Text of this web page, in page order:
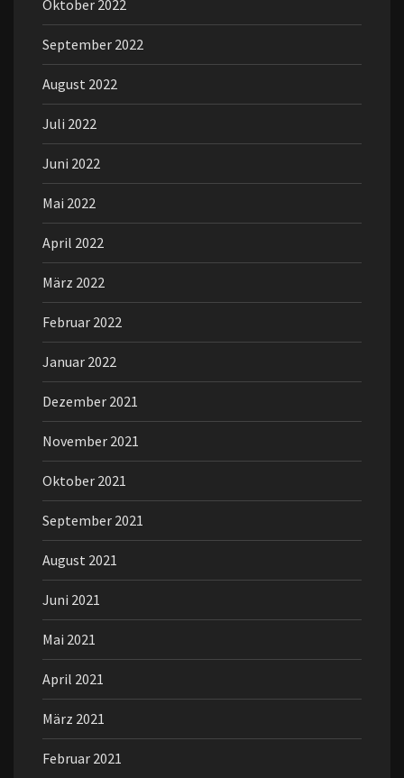
Oktober 2022
September 2022
August 2022
Juli 2022
Juni 2022
Mai 2022
April 2022
März 2022
Februar 2022
Januar 2022
Dezember 2021
November 2021
Oktober 2021
September 2021
August 2021
Juni 2021
Mai 2021
April 2021
März 2021
Februar 2021